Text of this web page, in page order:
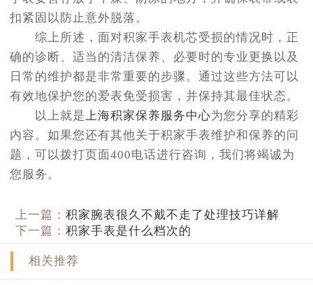
扣紧固以防止意外脱落。
综上所述，面对积家手表机芯受损的情况时，正
确的诊断、适当的清洁保养、必要时的专业更换以及
日常的维护都是非常重要的步骤。通过这些方法可以
有效地保护您的爱表免受损害，并保持其最佳状态。
以上就是上海积家保养服务中心为您分享的精彩
内容。如果您还有其他关于积家手表维护和保养的问
题，可以拨打页面400电话进行咨询，我们将竭诚为
您服务。
上一篇：积家腕表很久不戴不走了处理技巧详解
下一篇：积家手表是什么档次的
相关推荐